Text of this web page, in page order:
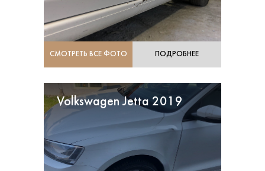
СМОТРЕТЬ ВСЕ ФОТО ПОДРОБНЕЕ
Volkswagen Jetta 2019